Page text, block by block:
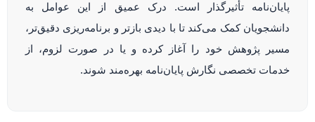
پایان‌نامه تأثیرگذار است. درک عمیق از این عوامل به
دانشجویان کمک می‌کند تا با دیدی بازتر و برنامه‌ریزی دقیق‌تر،
مسیر پژوهش خود را آغاز کرده و یا در صورت لزوم، از
خدمات تخصصی نگارش پایان‌نامه بهره‌مند شوند.